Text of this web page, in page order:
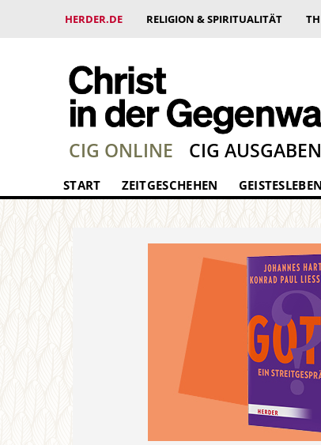
HERDER.DE RELIGION & SPIRITUALITÄT
CIG ONLINE CIG AUSGABEN
START ZEITGESCHEHEN GEISTESLEBEN